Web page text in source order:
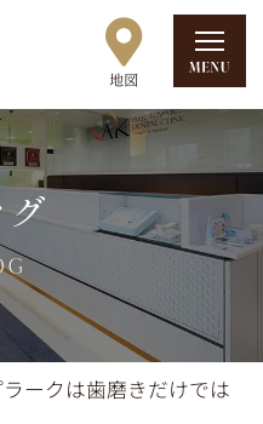
グ
ラークは歯磨きだけでは